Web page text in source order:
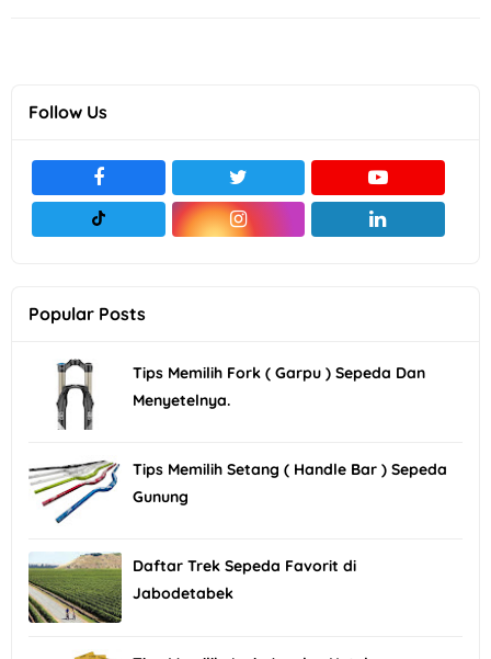
Follow Us
Popular Posts
Tips Memilih Fork ( Garpu ) Sepeda Dan
Menyetelnya.
Tips Memilih Setang ( Handle Bar ) Sepeda
Gunung
Daftar Trek Sepeda Favorit di
Jabodetabek